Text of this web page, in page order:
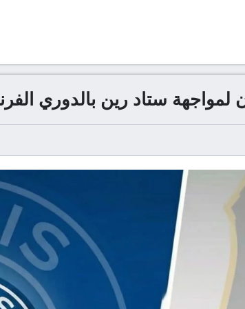
لمواجهة ستاد رين بالدوري